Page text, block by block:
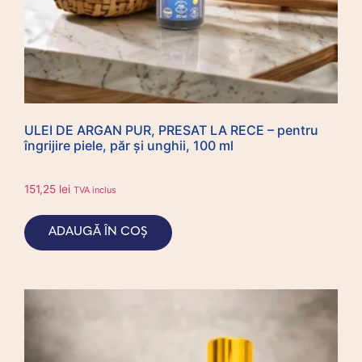
ULEI DE ARGAN PUR, PRESAT LA RECE – pentru
îngrijire piele, păr și unghii, 100 ml
151,25 lei TVA inclus
ADAUGĂ ÎN COȘ